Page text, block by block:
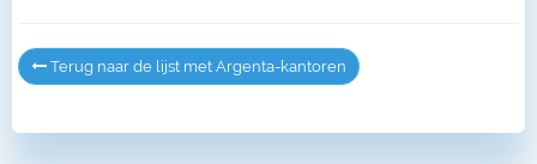
Terug naar de lijst met Argenta-kantoren